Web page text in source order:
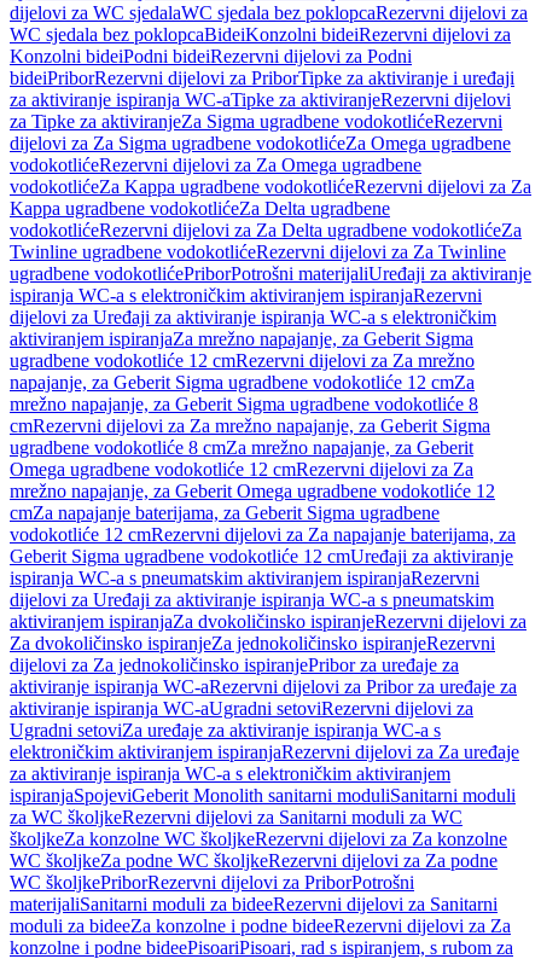
dijelovi za WC sjedalaWC sjedala bez poklopcaRezervni dijelovi za
WC sjedala bez poklopcaBideiKonzolni bideiRezervni dijelovi za
Konzolni bideiPodni bideiRezervni dijelovi za Podni
bideiPriborRezervni dijelovi za PriborTipke za aktiviranje i uređaji
za aktiviranje ispiranja WC-aTipke za aktiviranjeRezervni dijelovi
za Tipke za aktiviranjeZa Sigma ugradbene vodokotlićeRezervni
dijelovi za Za Sigma ugradbene vodokotlićeZa Omega ugradbene
vodokotlićeRezervni dijelovi za Za Omega ugradbene
vodokotlićeZa Kappa ugradbene vodokotlićeRezervni dijelovi za Za
Kappa ugradbene vodokotlićeZa Delta ugradbene
vodokotlićeRezervni dijelovi za Za Delta ugradbene vodokotlićeZa
Twinline ugradbene vodokotlićeRezervni dijelovi za Za Twinline
ugradbene vodokotlićePriborPotrošni materijaliUređaji za aktiviranje
ispiranja WC-a s elektroničkim aktiviranjem ispiranjaRezervni
dijelovi za Uređaji za aktiviranje ispiranja WC-a s elektroničkim
aktiviranjem ispiranjaZa mrežno napajanje, za Geberit Sigma
ugradbene vodokotliće 12 cmRezervni dijelovi za Za mrežno
napajanje, za Geberit Sigma ugradbene vodokotliće 12 cmZa
mrežno napajanje, za Geberit Sigma ugradbene vodokotliće 8
cmRezervni dijelovi za Za mrežno napajanje, za Geberit Sigma
ugradbene vodokotliće 8 cmZa mrežno napajanje, za Geberit
Omega ugradbene vodokotliće 12 cmRezervni dijelovi za Za
mrežno napajanje, za Geberit Omega ugradbene vodokotliće 12
cmZa napajanje baterijama, za Geberit Sigma ugradbene
vodokotliće 12 cmRezervni dijelovi za Za napajanje baterijama, za
Geberit Sigma ugradbene vodokotliće 12 cmUređaji za aktiviranje
ispiranja WC-a s pneumatskim aktiviranjem ispiranjaRezervni
dijelovi za Uređaji za aktiviranje ispiranja WC-a s pneumatskim
aktiviranjem ispiranjaZa dvokoličinsko ispiranjeRezervni dijelovi za
Za dvokoličinsko ispiranjeZa jednokoličinsko ispiranjeRezervni
dijelovi za Za jednokoličinsko ispiranjePribor za uređaje za
aktiviranje ispiranja WC-aRezervni dijelovi za Pribor za uređaje za
aktiviranje ispiranja WC-aUgradni setoviRezervni dijelovi za
Ugradni setoviZa uređaje za aktiviranje ispiranja WC-a s
elektroničkim aktiviranjem ispiranjaRezervni dijelovi za Za uređaje
za aktiviranje ispiranja WC-a s elektroničkim aktiviranjem
ispiranjaSpojeviGeberit Monolith sanitarni moduliSanitarni moduli
za WC školjkeRezervni dijelovi za Sanitarni moduli za WC
školjkeZa konzolne WC školjkeRezervni dijelovi za Za konzolne
WC školjkeZa podne WC školjkeRezervni dijelovi za Za podne
WC školjkePriborRezervni dijelovi za PriborPotrošni
materijaliSanitarni moduli za bideeRezervni dijelovi za Sanitarni
moduli za bideeZa konzolne i podne bideeRezervni dijelovi za Za
konzolne i podne bideePisoariPisoari, rad s ispiranjem, s rubom za